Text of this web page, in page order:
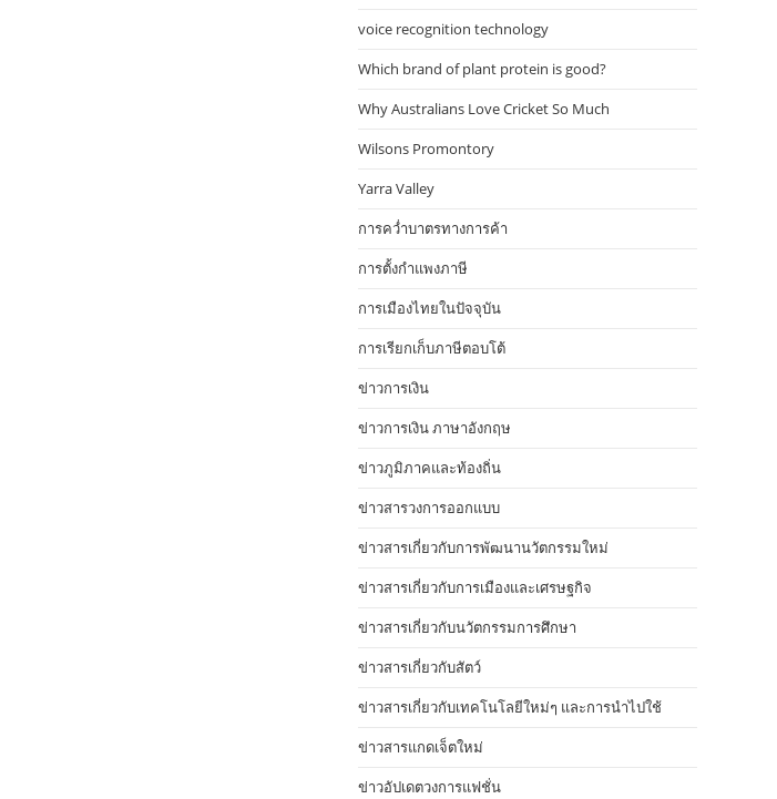
voice recognition technology
Which brand of plant protein is good?
Why Australians Love Cricket So Much
Wilsons Promontory
Yarra Valley
การคว่ำบาตรทางการค้า
การตั้งกำแพงภาษี
การเมืองไทยในปัจจุบัน
การเรียกเก็บภาษีตอบโต้
ข่าวการเงิน
ข่าวการเงิน ภาษาอังกฤษ
ข่าวภูมิภาคและท้องถิ่น
ข่าวสารวงการออกแบบ
ข่าวสารเกี่ยวกับการพัฒนานวัตกรรมใหม่
ข่าวสารเกี่ยวกับการเมืองและเศรษฐกิจ
ข่าวสารเกี่ยวกับนวัตกรรมการศึกษา
ข่าวสารเกี่ยวกับสัตว์
ข่าวสารเกี่ยวกับเทคโนโลยีใหม่ๆ และการนำไปใช้
ข่าวสารแกดเจ็ตใหม่
ข่าวอัปเดตวงการแฟชั่น